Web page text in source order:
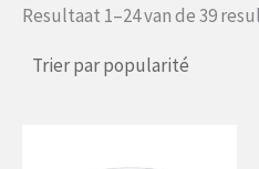
Resultaat 1–24 van de 39